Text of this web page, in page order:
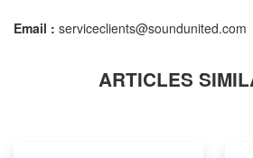
Email : serviceclients@soundunited.com
ARTICLES